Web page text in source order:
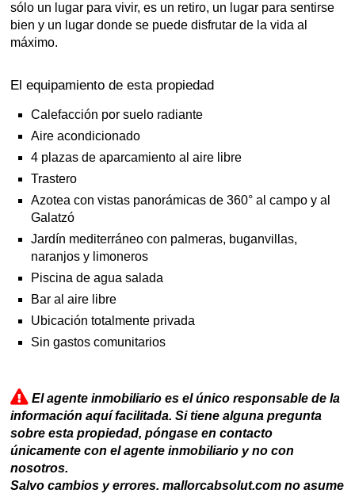
sólo un lugar para vivir, es un retiro, un lugar para sentirse
bien y un lugar donde se puede disfrutar de la vida al
máximo.
El equipamiento de esta propiedad
Calefacción por suelo radiante
Aire acondicionado
4 plazas de aparcamiento al aire libre
Trastero
Azotea con vistas panorámicas de 360° al campo y al
Galatzó
Jardín mediterráneo con palmeras, buganvillas,
naranjos y limoneros
Piscina de agua salada
Bar al aire libre
Ubicación totalmente privada
Sin gastos comunitarios
El agente inmobiliario es el único responsable de la
información aquí facilitada. Si tiene alguna pregunta
sobre esta propiedad, póngase en contacto
únicamente con el agente inmobiliario y no con
nosotros.
Salvo cambios y errores. mallorcabsolut.com no asume